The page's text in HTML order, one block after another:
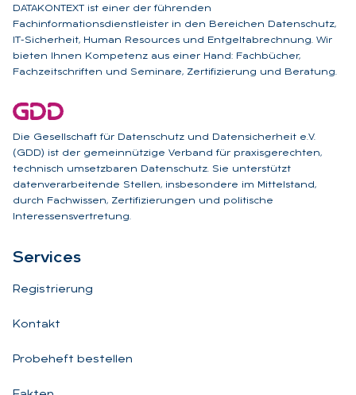
DATAKONTEXT ist einer der führenden
Fachinformationsdienstleister in den Bereichen Datenschutz,
IT-Sicherheit, Human Resources und Entgeltabrechnung. Wir
bieten Ihnen Kompetenz aus einer Hand: Fachbücher,
Fachzeitschriften und Seminare, Zertifizierung und Beratung.
Die Gesellschaft für Datenschutz und Datensicherheit e.V.
(GDD) ist der gemeinnützige Verband für praxisgerechten,
technisch umsetzbaren Datenschutz. Sie unterstützt
datenverarbeitende Stellen, insbesondere im Mittelstand,
durch Fachwissen, Zertifizierungen und politische
Interessensvertretung.
Ser­vices
Registrierung
Kontakt
Probeheft bestellen